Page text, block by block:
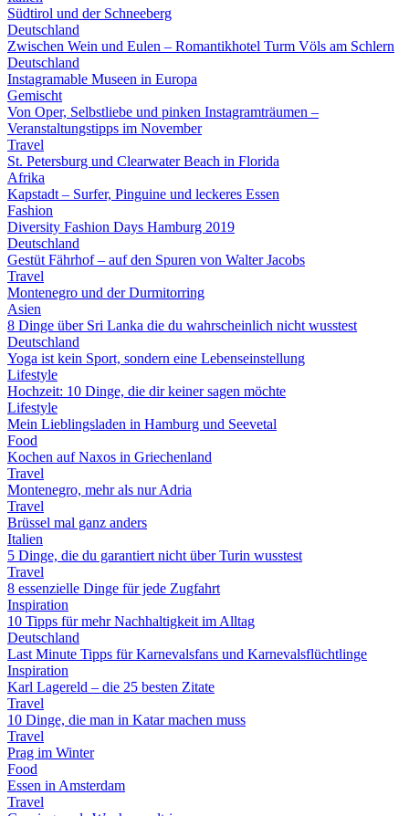
Südtirol und der Schneeberg
Deutschland
Zwischen Wein und Eulen – Romantikhotel Turm Völs am Schlern
Deutschland
Instagramable Museen in Europa
Gemischt
Von Oper, Selbstliebe und pinken Instagramträumen –
Veranstaltungstipps im November
Travel
St. Petersburg und Clearwater Beach in Florida
Afrika
Kapstadt – Surfer, Pinguine und leckeres Essen
Fashion
Diversity Fashion Days Hamburg 2019
Deutschland
Gestüt Fährhof – auf den Spuren von Walter Jacobs
Travel
Montenegro und der Durmitorring
Asien
8 Dinge über Sri Lanka die du wahrscheinlich nicht wusstest
Deutschland
Yoga ist kein Sport, sondern eine Lebenseinstellung
Lifestyle
Hochzeit: 10 Dinge, die dir keiner sagen möchte
Lifestyle
Mein Lieblingsladen in Hamburg und Seevetal
Food
Kochen auf Naxos in Griechenland
Travel
Montenegro, mehr als nur Adria
Travel
Brüssel mal ganz anders
Italien
5 Dinge, die du garantiert nicht über Turin wusstest
Travel
8 essenzielle Dinge für jede Zugfahrt
Inspiration
10 Tipps für mehr Nachhaltigkeit im Alltag
Deutschland
Last Minute Tipps für Karnevalsfans und Karnevalsflüchtlinge
Inspiration
Karl Lagereld – die 25 besten Zitate
Travel
10 Dinge, die man in Katar machen muss
Travel
Prag im Winter
Food
Essen in Amsterdam
Travel